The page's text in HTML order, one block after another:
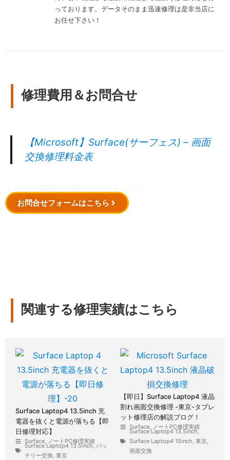
っております。データそのまま迅速修理は是非当店に
お任せ下さい！
修理費用＆お問合せ
【Microsoft】Surface(サーフェス) – 画面
交換修理料金表
お問合せフォームはこちら
関連する修理実績はこちら
Surface Laptop4 13.5inch 充
電器を抜くと電源が落ちる【即
日修理対応】
Surface ノートPC修理実績
Surface Laptop4 13.5inch, バッ
テリー交換 東京
【即日】Surface Laptop4 液晶
割れ画面交換修理 -東京-タブレ
ット修理店の解説ブログ！
Surface ノートPC修理実績
Surface Laptop4 13.5inch,
Surface Laptop4 15inch 東京
画面交換